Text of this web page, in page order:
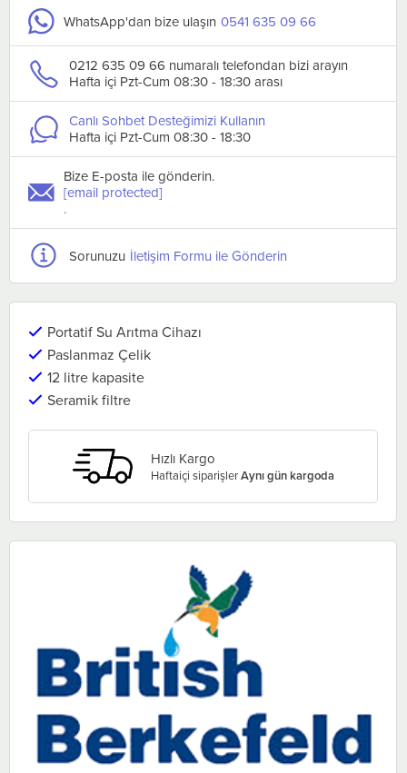
WhatsApp'dan bize ulaşın 0541 635 09 66
0212 635 09 66 numaralı telefondan bizi arayın
Hafta içi Pzt-Cum 08:30 - 18:30 arası
Canlı Sohbet Desteğimizi Kullanın
Hafta içi Pzt-Cum 08:30 - 18:30
Bize E-posta ile gönderin.
[email protected]
.
Sorunuzu İletişim Formu ile Gönderin
Portatif Su Arıtma Cihazı
Paslanmaz Çelik
12 litre kapasite
Seramik filtre
Hızlı Kargo
Haftaiçi siparişlerAynı gün kargoda